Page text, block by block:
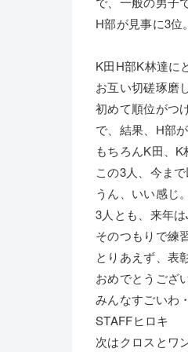
H部が見事に3位。
K田H部K林達に
お互い切磋琢磨
初めて順位がつ
で、結果、H部
もちろんK田、K
この3人、今ま
うん、いい感じ。
3人とも、来年
そのつもりで練
とりあえず、表
おめでとうござ
みんなすごいわ
STAFFヒロキ
次はクロスとワ